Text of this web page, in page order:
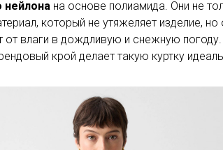
нейлона на основе полиамида. Они не
который не утяжеляет изделие,
влаги в дождливую и снежную погоду.
крой делает такую куртку